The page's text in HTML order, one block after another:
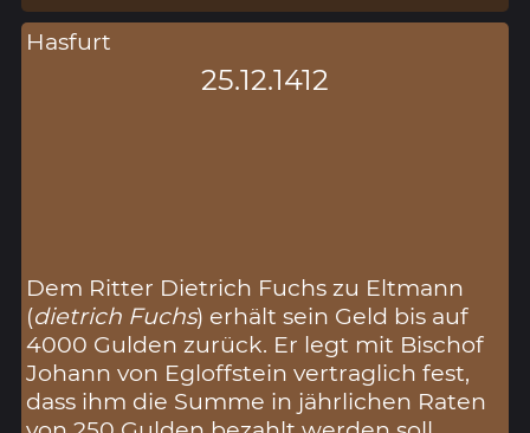
Hasfurt
25.12.1412
Dem Ritter Dietrich Fuchs zu Eltmann
(dietrich Fuchs) erhält sein Geld bis auf
4000 Gulden zurück. Er legt mit Bischof
Johann von Egloffstein vertraglich fest,
dass ihm die Summe in jährlichen Raten